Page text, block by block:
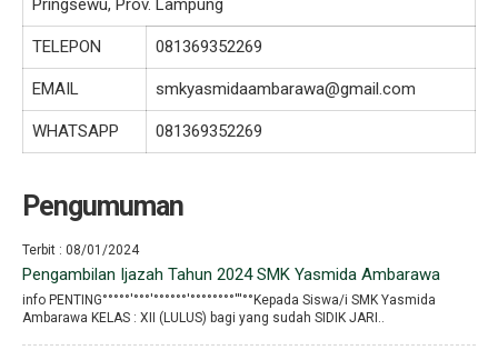
Pringsewu, Prov. Lampung
TELEPON 081369352269
EMAIL smkyasmidaambarawa@gmail.com
WHATSAPP 081369352269
Pengumuman
Terbit : 08/01/2024
Pengambilan Ijazah Tahun 2024 SMK Yasmida Ambarawa
info PENTING°°°°°′°°°′°°°°°°′°°°°°°°°′′′°°Kepada Siswa/i SMK Yasmida
Ambarawa KELAS : XII (LULUS) bagi yang sudah SIDIK JARI..